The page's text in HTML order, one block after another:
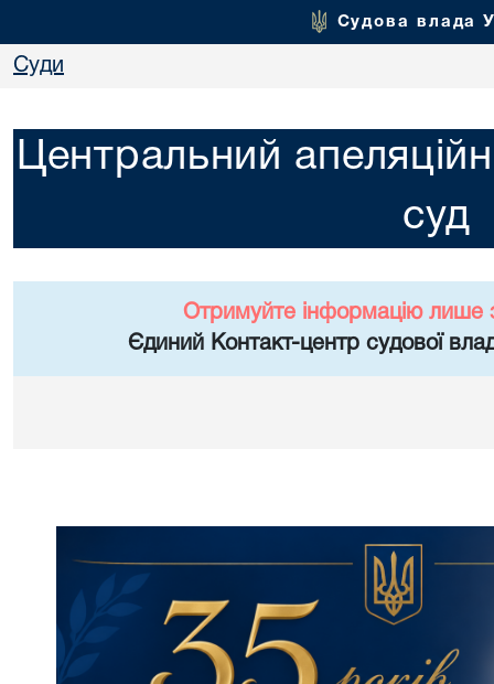
Судова влада
Суди
Центральний
суд
Отримуйте інформацію лише
Єдиний Контакт-центр судової